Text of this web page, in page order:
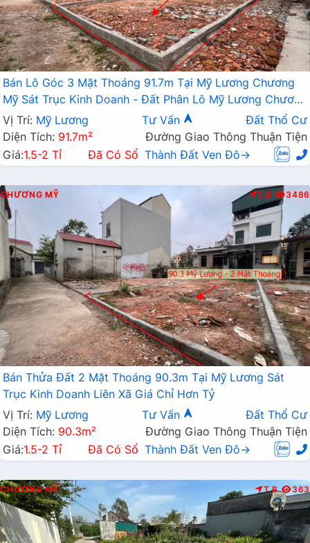
Bán Lô Góc 3 Mặt Thoáng 91.7m Tại Mỹ Lương Chương
Mỹ Sát Trục Kinh Doanh - Đất Phân Lô Mỹ Lương Chương
Mỹ
Vị Trí: Mỹ Lương Tư Vấn
Đất Thổ Cư
Diện Tích: 91.7m²
Đường Giao Thông Thuận Tiện
Giá:1.5-2 Tỉ Đã Có Sổ Thành Đất Ven Đô→
CHƯƠNG MỸ T.B 3486
Bán Thửa Đất 2 Mặt Thoáng 90.3m Tại Mỹ Lương Sát
Trục Kinh Doanh Liên Xã Giá Chỉ Hơn Tỷ
Vị Trí: Mỹ Lương Tư Vấn
Đất Thổ Cư
Diện Tích: 90.3m²
Đường Giao Thông Thuận Tiện
Giá:1.5-2 Tỉ Đã Có Sổ Thành Đất Ven Đô→
CHƯƠNG MỸ T.B 363